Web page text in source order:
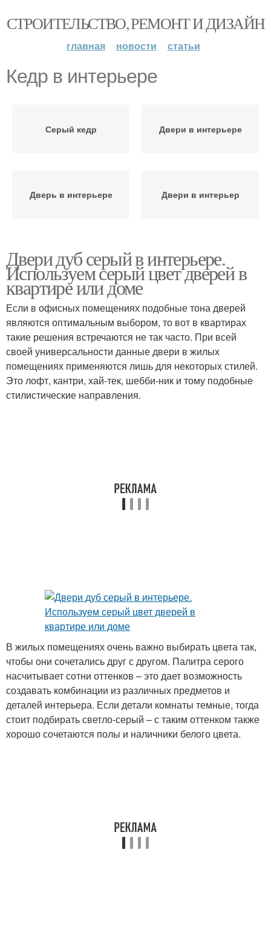
СТРОИТЕЛЬСТВО, РЕМОНТ И ДИЗАЙН
главная новости статьи
Кедр в интерьере
Серый кедр Двери в интерьере
Дверь в интерьере Двери в интерьер
Двери дуб серый в интерьере.
Используем серый цвет дверей в
квартире или доме
Если в офисных помещениях подобные тона дверей
являются оптимальным выбором, то вот в квартирах
такие решения встречаются не так часто. При всей
своей универсальности данные двери в жилых
помещениях применяются лишь для некоторых стилей.
Это лофт, кантри, хай-тек, шебби-ник и тому подобные
стилистические направления.
В жилых помещениях очень важно выбирать цвета так,
чтобы они сочетались друг с другом. Палитра серого
насчитывает сотни оттенков – это дает возможность
создавать комбинации из различных предметов и
деталей интерьера. Если детали комнаты темные, тогда
стоит подбирать светло-серый – с таким оттенком также
хорошо сочетаются полы и наличники белого цвета.